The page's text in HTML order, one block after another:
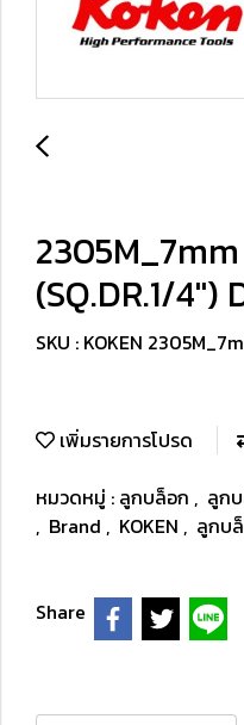
(SQ.DR.1/4")
SKU : KOKEN
เพิ่มรายการโปรด
หมวดหมู่ : ลูกบล็อก , ลูก
, Brand , KOKEN , ลูกบ
Share